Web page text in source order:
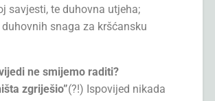
savjesti, te duhovna utjeha;
duhovnih snaga za kršćansku
ne smijemo raditi?
zgriješio”(?!) Ispovijed nikada